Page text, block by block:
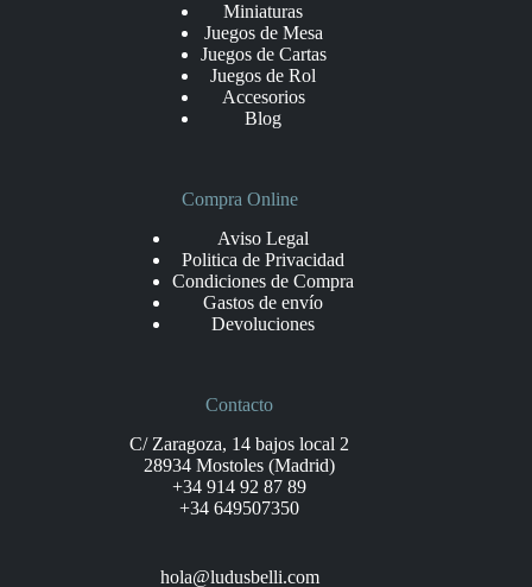
Miniaturas
Juegos de Mesa
Juegos de Cartas
Juegos de Rol
Accesorios
Blog
Compra Online
Aviso Legal
Politica de Privacidad
Condiciones de Compra
Gastos de envío
Devoluciones
Contacto
C/ Zaragoza, 14 bajos local 2
28934 Mostoles (Madrid)
+34 914 92 87 89
+34 649507350
hola@ludusbelli.com